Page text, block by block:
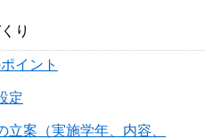
り
イント
定
案（実施学年、内容、